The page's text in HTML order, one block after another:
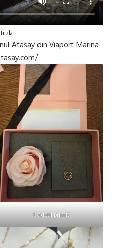
Atasay din Viaport Marina
Cadoul primit